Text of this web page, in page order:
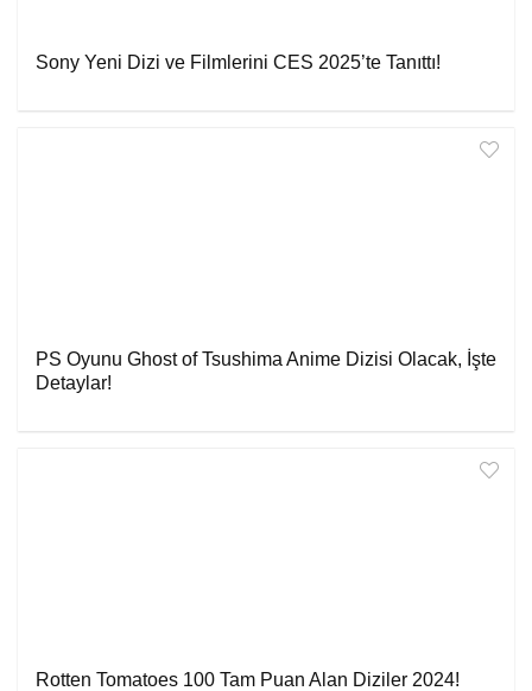
Sony Yeni Dizi ve Filmlerini CES 2025’te Tanıttı!
PS Oyunu Ghost of Tsushima Anime Dizisi Olacak, İşte
Detaylar!
Rotten Tomatoes 100 Tam Puan Alan Diziler 2024!